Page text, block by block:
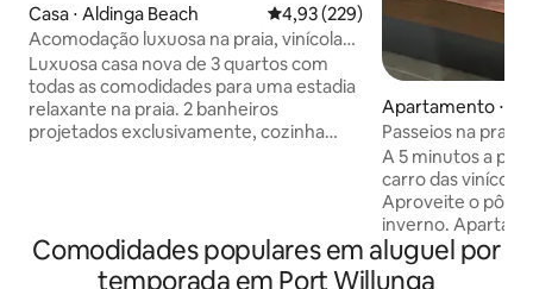
Casa ⋅ Aldinga Beach 4,93 de uma avaliação média de
4,93 (229)
Acomodação luxuosa na praia, vinícolas
famosas nas proximidades
Luxuosa casa nova de 3 quartos com
todas as comodidades para uma estadia
relaxante na praia. 2 banheiros
projetados exclusivamente, cozinha
proximidades. A uma curta distância de
carro da famosa região vinícola de
Apartamento ⋅
h
Passeios na praia
Vale — fins de
A 5 minutos a pé
carro das
Aproveite o pôr
inverno.
andar superior
penhasco e o
Comodidades populares em aluguel por
temporada em Port Willunga